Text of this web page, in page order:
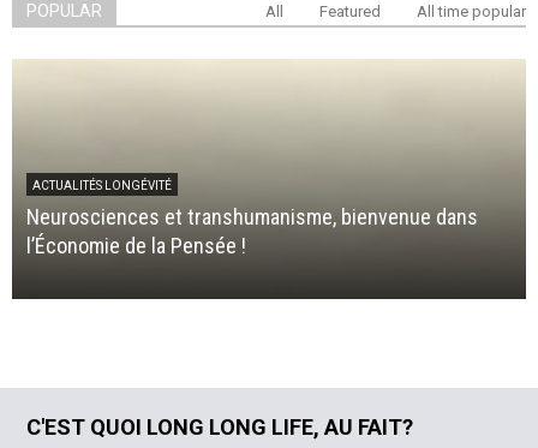
POPULAR All Featured All time popular
ACTUALITÉS LONGÉVITÉ
Neurosciences et transhumanisme, bienvenue dans
l’Économie de la Pensée !
C'EST QUOI LONG LONG LIFE, AU FAIT?